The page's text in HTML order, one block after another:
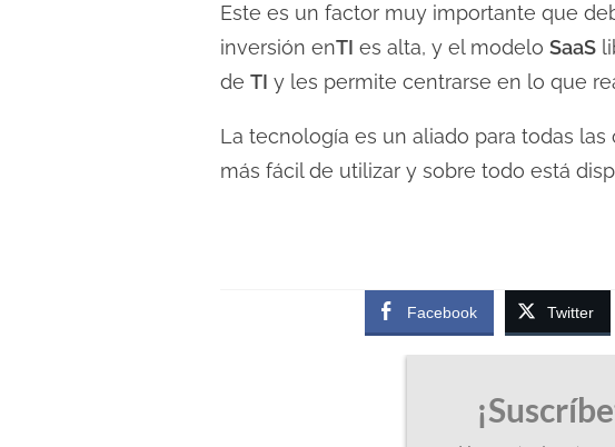
Este es un factor muy importante que
inversión enTI es alta, y el modelo SaaS
de TI y les permite centrarse en lo que
La tecnología es un aliado para todas
más fácil de utilizar y sobre todo está
Facebook Twitter